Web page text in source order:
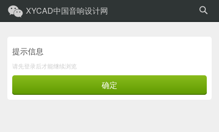
XYCAD中国音响设计网
提示信息
请先登录后才能继续浏览
确定